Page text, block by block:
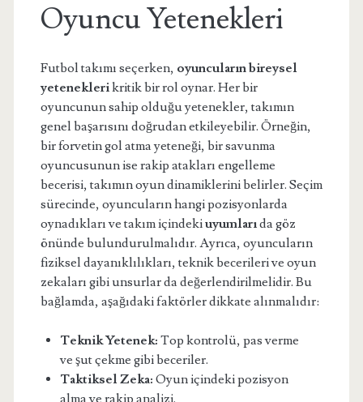
Oyuncu Yetenekleri
Futbol takımı seçerken, oyuncuların bireysel
yeteneklerikritik bir rol oynar. Her bir
oyuncunun sahip olduğu yetenekler, takımın
genel başarısını doğrudan etkileyebilir. Örneğin,
bir forvetin gol atma yeteneği, bir savunma
oyuncusunun ise rakip atakları engelleme
becerisi, takımın oyun dinamiklerini belirler. Seçim
sürecinde, oyuncuların hangi pozisyonlarda
oynadıkları ve takım içindekiuyumlarıda göz
önünde bulundurulmalıdır. Ayrıca, oyuncuların
fiziksel dayanıklılıkları, teknik becerileri ve oyun
zekaları gibi unsurlar da değerlendirilmelidir. Bu
bağlamda, aşağıdaki faktörler dikkate alınmalıdır:
Teknik Yetenek: Top kontrolü, pas verme
ve şut çekme gibi beceriler.
Taktiksel Zeka: Oyun içindeki pozisyon
alma ve rakip analizi.